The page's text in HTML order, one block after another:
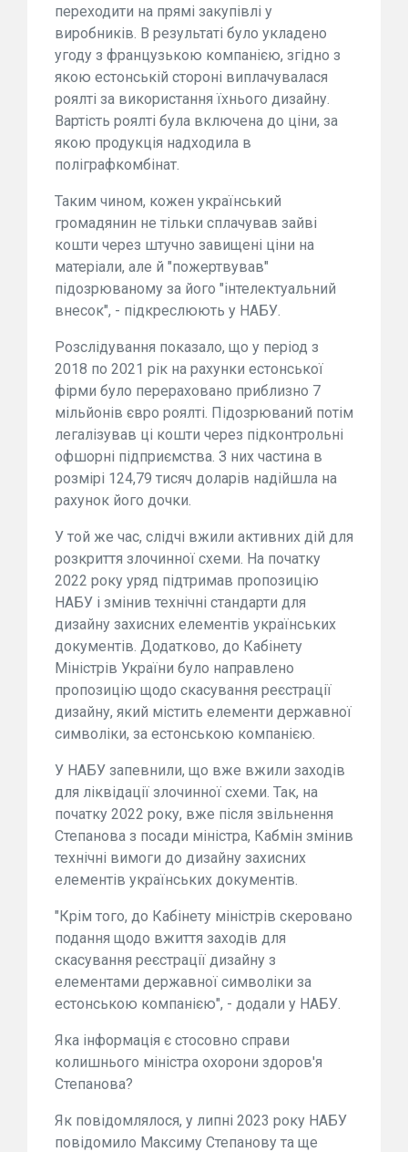
переходити на прямі закупівлі у
виробників. В результаті було укладено
угоду з французькою компанією, згідно з
якою естонській стороні виплачувалася
роялті за використання їхнього дизайну.
Вартість роялті була включена до ціни, за
якою продукція надходила в
поліграфкомбінат.
Таким чином, кожен український
громадянин не тільки сплачував зайві
кошти через штучно завищені ціни на
матеріали, але й "пожертвував"
підозрюваному за його "інтелектуальний
внесок", - підкреслюють у НАБУ.
Розслідування показало, що у період з
2018 по 2021 рік на рахунки естонської
фірми було перераховано приблизно 7
мільйонів євро роялті. Підозрюваний потім
легалізував ці кошти через підконтрольні
офшорні підприємства. З них частина в
розмірі 124,79 тисяч доларів надійшла на
рахунок його дочки.
У той же час, слідчі вжили активних дій для
розкриття злочинної схеми. На початку
2022 року уряд підтримав пропозицію
НАБУ і змінив технічні стандарти для
дизайну захисних елементів українських
документів. Додатково, до Кабінету
Міністрів України було направлено
пропозицію щодо скасування реєстрації
дизайну, який містить елементи державної
символіки, за естонською компанією.
У НАБУ запевнили, що вже вжили заходів
для ліквідації злочинної схеми. Так, на
початку 2022 року, вже після звільнення
Степанова з посади міністра, Кабмін змінив
технічні вимоги до дизайну захисних
елементів українських документів.
"Крім того, до Кабінету міністрів скеровано
подання щодо вжиття заходів для
скасування реєстрації дизайну з
елементами державної символіки за
естонською компанією", - додали у НАБУ.
Яка інформація є стосовно справи
колишнього міністра охорони здоров'я
Степанова?
Як повідомлялося, у липні 2023 року НАБУ
повідомило Максиму Степанову та ще